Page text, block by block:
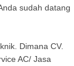
sudah datang
Dimana CV.
AC/ Jasa